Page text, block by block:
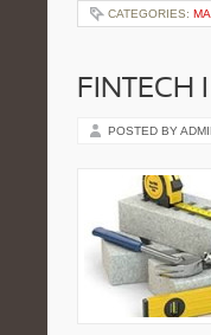
CATEGORIES:
FINTECH
POSTED BY